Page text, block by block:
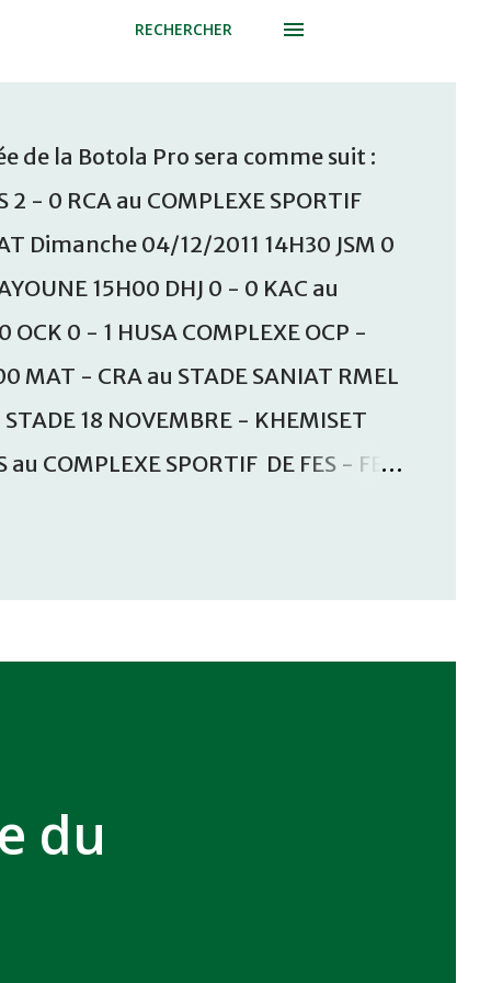
RECHERCHER
de la Botola Pro sera comme suit :
- 0 RCA au COMPLEXE SPORTIF
Dimanche 04/12/2011 14H30 JSM 0
15H00 DHJ 0 - 0 KAC au
OCK 0 - 1 HUSA COMPLEXE OCP -
MAT - CRA au STADE SANIAT RMEL
18 NOVEMBRE - KHEMISET
COMPLEXE SPORTIF DE FES - FES
du